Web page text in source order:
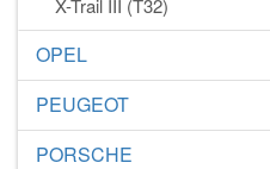
X-Trail III (T32)
OPEL
PEUGEOT
PORSCHE